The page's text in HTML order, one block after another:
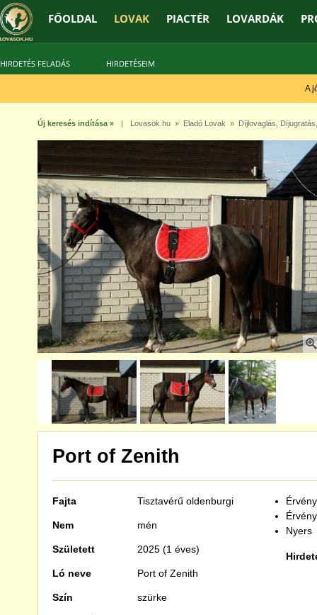
FŐOLDAL LOVAK PIACTÉR LOVARDÁK
HIRDETÉS FELADÁS HIRDETÉSEIM
A jó
Új keresés indítása » | Lovasok.hu» Eladó Lovak » Díjlovaglás Díjugratás
Port of Zenith
Fajta Tisztavérű oldenburgi
Nem mén
Született 2025 (1 éves)
Ló neve Port of Zenith
Szín szürke
Nyers